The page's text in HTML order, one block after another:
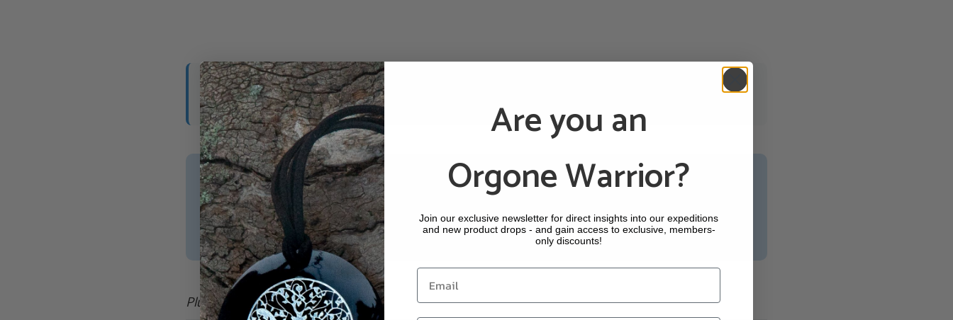
conan@zentyl.co.za
Published 10 janvier 2019
Ready to experience orgonite for yourself?
Shop All Products →
Plus d'articles du blog
Are you an
Orgone Warrior?
Join our exclusive newsletter for direct insights into our expeditions
and new product drops - and gain access to exclusive, members-
only discounts!